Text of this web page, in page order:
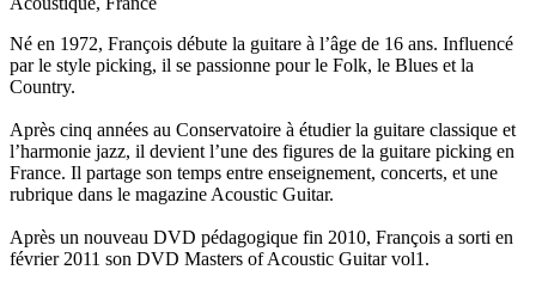
Né en 1972, François débute la guitare à l’âge de 16 ans. Influencé
par le style picking, il se passionne pour le Folk, le Blues et la
Country.
Après cinq années au Conservatoire à étudier la guitare classique et
l’harmonie jazz, il devient l’une des figures de la guitare picking en
France. Il partage son temps entre enseignement, concerts, et une
rubrique dans le magazine Acoustic Guitar.
Après un nouveau DVD pédagogique fin 2010, François a sorti en
février 2011 son DVD Masters of Acoustic Guitar vol1.